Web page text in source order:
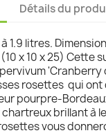
Détails du
1.9 litres.
x 10 x 25) Cette
'Cranberry
rosettes qui ont
pourpre-
brillant à
vous